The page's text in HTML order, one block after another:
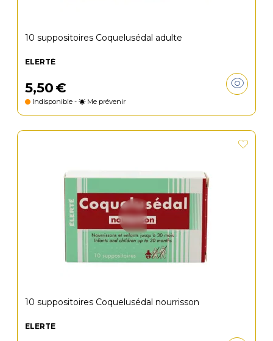
10 suppositoires Coquelusédal adulte
ELERTÉ
5,50€
Indisponible - Me prévenir
10 suppositoires Coquelusédal nourrisson
ELERTÉ